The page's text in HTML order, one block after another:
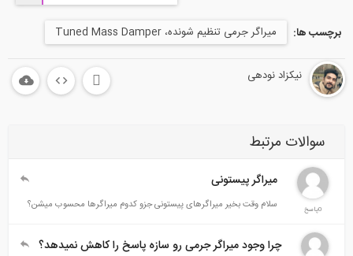
برچسب ها: میراگر جرمی تنظیم شونده، Tuned Mass Damper
نیکزاد نودهی
سوالات مرتبط
0پاسخ
میراگر پیستونی
سلام وقت بخیر میراگرهای پیستونی جزو کدوم میراگرها محسوب میشن؟
چرا وجود میراگر جرمی رو سازه پاسخ را کاهش نمیدهد؟